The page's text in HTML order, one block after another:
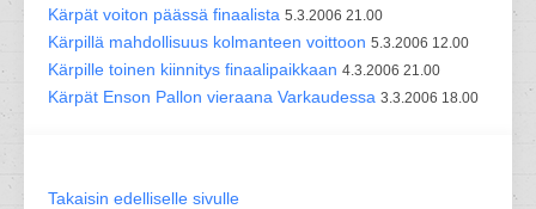
Kärpät voiton päässä finaalista 5.3.2006 21.00
Kärpillä mahdollisuus kolmanteen voittoon 5.3.2006 12.00
Kärpille toinen kiinnitys finaalipaikkaan 4.3.2006 21.00
Kärpät Enson Pallon vieraana Varkaudessa 3.3.2006 18.00
Takaisin edelliselle sivulle